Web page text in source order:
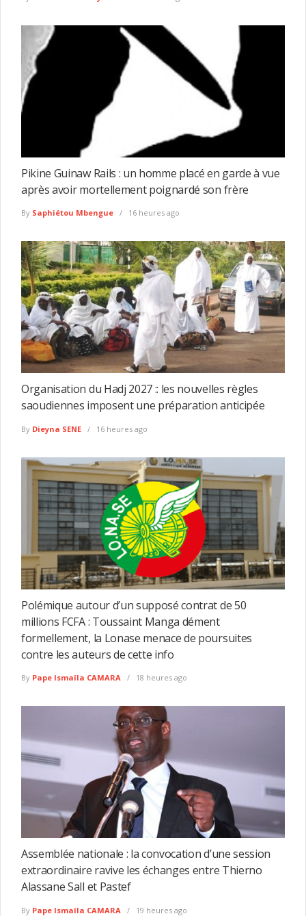
Pikine Guinaw Rails : un homme placé en garde à vue
après avoir mortellement poignardé son frère
By Saphiétou Mbengue 16 heures ago
Organisation du Hadj 2027 :: les nouvelles règles
saoudiennes imposent une préparation anticipée
By Dieyna SENE 16 heures ago
Polémique autour d’un supposé contrat de 50
millions FCFA : Toussaint Manga dément
formellement, la Lonase menace de poursuites
contre les auteurs de cette info
By Pape Ismaïla CAMARA 18 heures ago
Assemblée nationale : la convocation d’une session
extraordinaire ravive les échanges entre Thierno
Alassane Sall et Pastef
By Pape Ismaïla CAMARA 19 heures ago